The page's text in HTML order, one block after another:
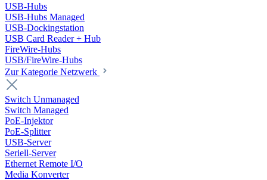
USB-Hubs
USB-Hubs Managed
USB-Dockingstation
USB Card Reader + Hub
FireWire-Hubs
USB/FireWire-Hubs
Zur Kategorie Netzwerk
Switch Unmanaged
Switch Managed
PoE-Injektor
PoE-Splitter
USB-Server
Seriell-Server
Ethernet Remote I/O
Media Konverter